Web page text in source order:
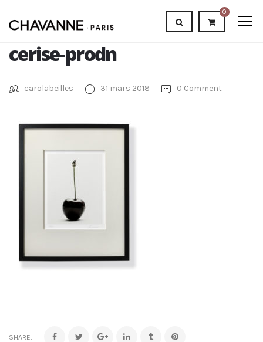
0
cerise-prodn
carolabeilles 31 mars 2018 0 Comment
SHARE: